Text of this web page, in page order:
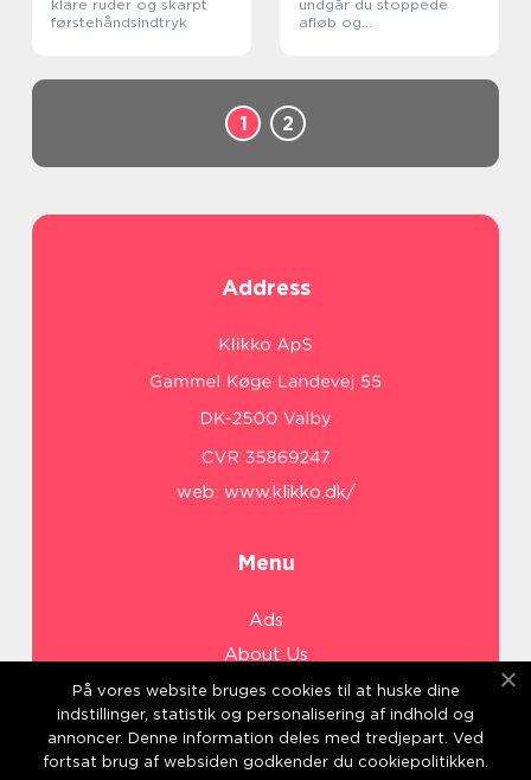
klare ruder og skarpt
førstehåndsindtryk
undgår du stoppede
afløb og
1 2
Address
web: www.klikko.dk/
Menu
Ads
About Us
Cookies
Contact
Sitemap
På vores website bruges cookies til at huske dine
indstillinger, statistik og personalisering af indhold og
annoncer. Denne information deles med tredjepart. Ved
fortsat brug af websiden godkender du cookiepolitikken.